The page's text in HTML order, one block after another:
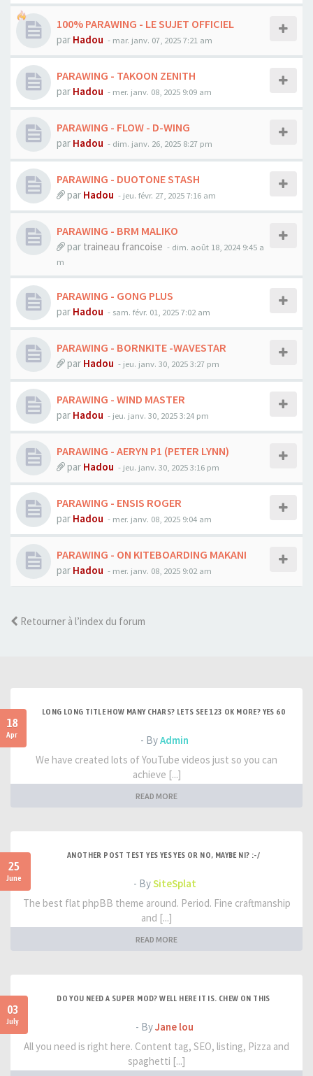
100% PARAWING - LE SUJET OFFICIEL
par Hadou - mar. janv. 07, 2025 7:21 am
PARAWING - TAKOON ZENITH
par Hadou - mer. janv. 08, 2025 9:09 am
PARAWING - FLOW - D-WING
par Hadou - dim. janv. 26, 2025 8:27 pm
PARAWING - DUOTONE STASH
par Hadou - jeu. févr. 27, 2025 7:16 am
PARAWING - BRM MALIKO
par traineau francoise - dim. août 18, 2024 9:45 a
m
PARAWING - GONG PLUS
par Hadou - sam. févr. 01, 2025 7:02 am
PARAWING - BORNKITE -WAVESTAR
par Hadou - jeu. janv. 30, 2025 3:27 pm
PARAWING - WIND MASTER
par Hadou - jeu. janv. 30, 2025 3:24 pm
PARAWING - AERYN P1 (PETER LYNN)
par Hadou - jeu. janv. 30, 2025 3:16 pm
PARAWING - ENSIS ROGER
par Hadou - mer. janv. 08, 2025 9:04 am
PARAWING - ON KITEBOARDING MAKANI
par Hadou - mer. janv. 08, 2025 9:02 am
Retourner à l’index du forum
18
Apr
LONG LONG TITLE HOW MANY CHARS? LETS SEE 123 OK MORE? YES 60
- ByAdmin
We have created lots of YouTube videos just so you can
achieve [...]
READ MORE
25
June
ANOTHER POST TEST YES YES YES OR NO, MAYBE NI? :-/
- BySiteSplat
The best flat phpBB theme around. Period. Fine craftmanship
and [...]
READ MORE
03
July
DO YOU NEED A SUPER MOD? WELL HERE IT IS. CHEW ON THIS
- ByJane lou
All you need is right here. Content tag, SEO, listing, Pizza and
spaghetti [...]